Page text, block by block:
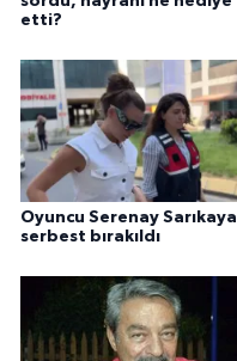
etti?
Oyuncu Serenay Sarıkaya
serbest bırakıldı